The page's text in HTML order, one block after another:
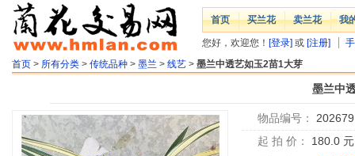
首页 买兰花 卖兰花 我
您好，欢迎您！ [登录] 或 [注册]
首页 > 所有分类 > 传统品种 > 墨兰 > 线艺 > 墨兰中透艺如玉2苗1大芽
墨兰中
物品编号：
起 拍 价：
180.0